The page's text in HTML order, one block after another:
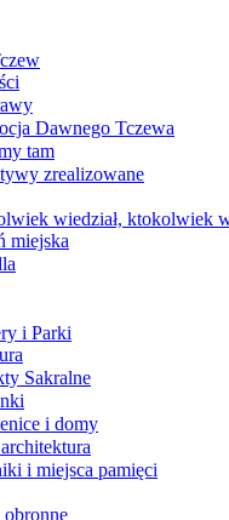
Dawnego Tczewa
tam
zrealizowane
wiedział, ktokolwiek
miejska
i Parki
Sakralne
i domy
i miejsca pamięci